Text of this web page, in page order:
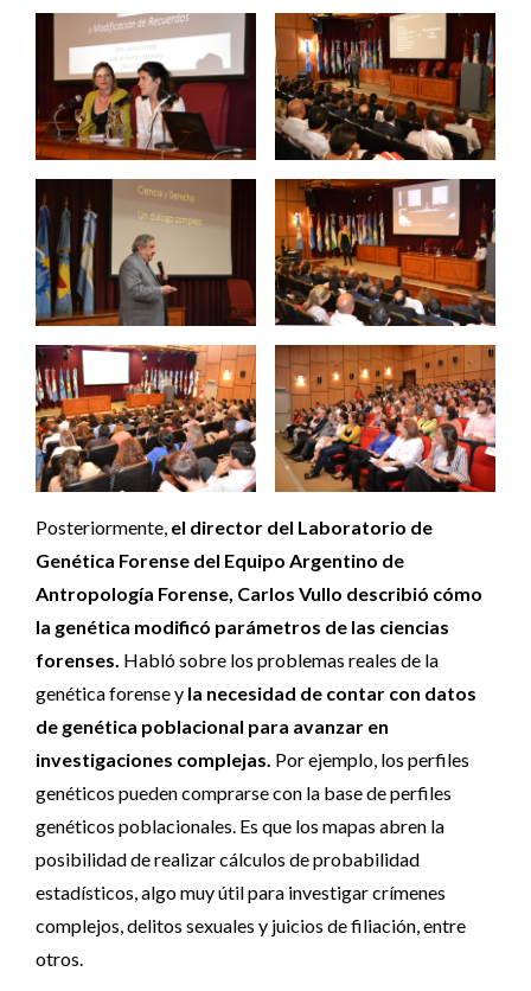
Posteriormente, el director del Laboratorio de
Genética Forense del Equipo Argentino de
Antropología Forense, Carlos Vullo describió cómo
la genética modificó parámetros de las ciencias
forenses. Habló sobre los problemas reales de la
genética forense y la necesidad de contar con datos
de genética poblacional para avanzar en
investigaciones complejas. Por ejemplo, los perfiles
genéticos pueden comprarse con la base de perfiles
genéticos poblacionales. Es que los mapas abren la
posibilidad de realizar cálculos de probabilidad
estadísticos, algo muy útil para investigar crímenes
complejos, delitos sexuales y juicios de filiación, entre
otros.